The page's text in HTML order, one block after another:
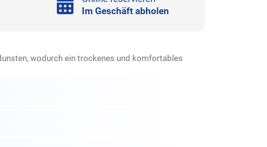
Im Geschäft abholen
wodurch ein trockenes und komfortables